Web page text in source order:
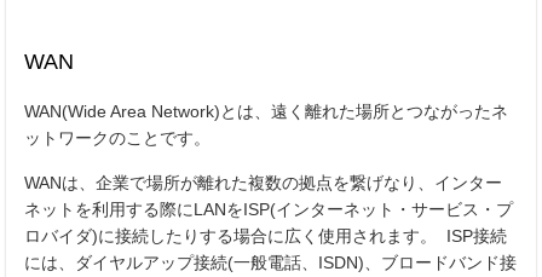
WAN
WAN(Wide Area Network)とは、遠く離れた場所とつながったネ
ットワークのことです。
WANは、企業で場所が離れた複数の拠点を繋げなり、インター
ネットを利用する際にLANをISP(インターネット・サービス・プ
ロバイダ)に接続したりする場合に広く使用されます。 ISP接続
には、ダイヤルアップ接続(一般電話、ISDN)、ブロードバンド接